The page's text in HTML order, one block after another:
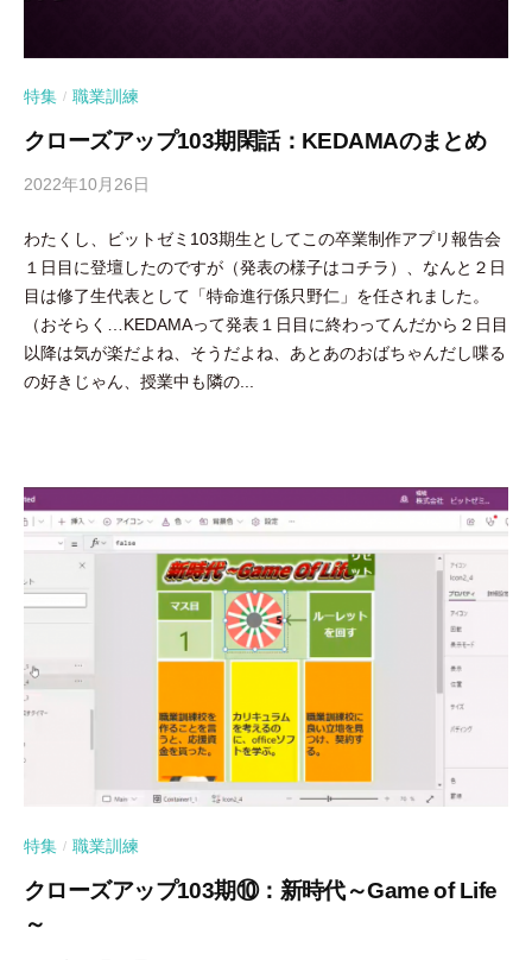
特集 / 職業訓練
クローズアップ103期閑話：KEDAMAのまとめ
2022年10月26日
隅
田
智
尋
わたくし、ビットゼミ103期生としてこの卒業制作アプリ報告会
１日目に登壇したのですが（発表の様子はコチラ）、なんと２日
目は修了生代表として「特命進行係只野仁」を任されました。
（おそらく…KEDAMAって発表１日目に終わってんだから２日目
以降は気が楽だよね、そうだよね、あとあのおばちゃんだし喋る
の好きじゃん、授業中も隣の...
特集 / 職業訓練
クローズアップ103期⑩：新時代～Game of Life
～